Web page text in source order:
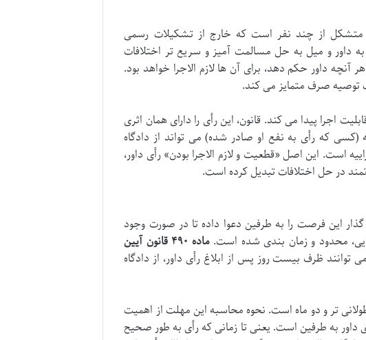
متشکل از چند نفر است که خارج از تشکیلات رسمی
داور و میل به حل مسالمت آمیز و سریع تر اختلافات
آنچه داور حکم دهد، برای آن ها لازم الاجرا خواهد بود.
توصیه صرف متمایز می کند.
اجرا پیدا می کند. قانون، این رأی را دارای همان اثری
که رأی به نفع او صادر شده) می تواند از دادگاه
است. این اصل «قطعیت و لازم الاجرا بودن» رأی داور،
در حل اختلافات تبدیل کرده است.
گذار این فرصت را به طرفین دعوا داده تا در صورت وجود
محدود و زمان بندی شده است.
ماده ۴۹۰ قانون آیین
ظرف بیست روز پس از ابلاغ رأی داور، از دادگاه
تر و دو ماه است. نحوه محاسبه این مهلت از اهمیت
داور به طرفین است. یعنی تا زمانی که رأی به طور صحیح